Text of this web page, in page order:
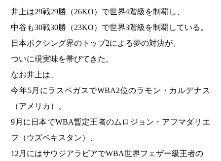
井上は29戦29勝（26KO）で世界4階級を制覇し、
中谷も30戦30勝（23KO）で世界3階級を制覇している。
日本ボクシング界のトップ2による夢の対決が、
ついに現実味を帯びてきた。
なお井上は、
今年5月にラスベガスでWBA2位のラモン・カルデナス
（アメリカ）、
9月に日本でWBA暫定王者のムロジョン・アフマダリエ
フ（ウズベキスタン）、
12月にはサウジアラビアでWBA世界フェザー級王者の